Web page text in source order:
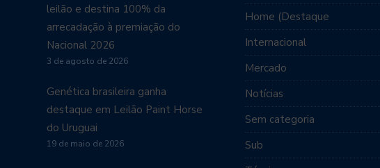
leilão e destina 100% da
arrecadação à premiação do
Nacional 2026
3 de agosto de 2026
Genética brasileira ganha
destaque em Leilão Paint Horse
do Uruguai
19 de maio de 2026
Home (Destaque
Internacional
Mercado
Notícias
Sem categoria
Sub